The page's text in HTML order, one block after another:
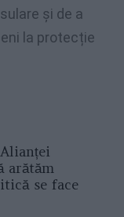
și de a
la protecție
arătăm
se face